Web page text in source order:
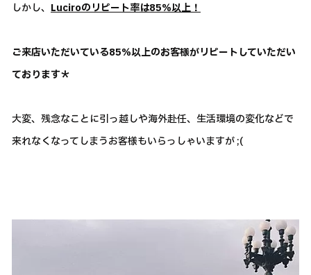
しかし、 Luciroのリピート率は85％以上！
ご来店いただいている85％以上のお客様がリピートしていただい
ております＊
大変、残念なことに引っ越しや海外赴任、生活環境の変化などで
来れなくなってしまうお客様もいらっしゃいますが ;(